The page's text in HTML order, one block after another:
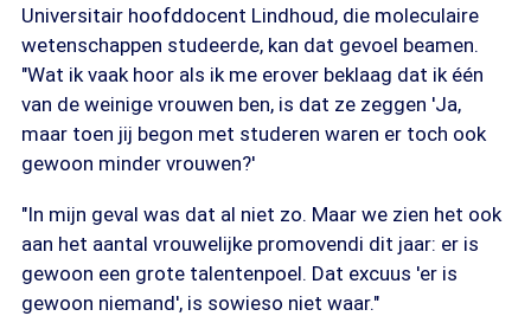
Universitair hoofddocent Lindhoud, die moleculaire
wetenschappen studeerde, kan dat gevoel beamen.
"Wat ik vaak hoor als ik me erover beklaag dat ik één
van de weinige vrouwen ben, is dat ze zeggen 'Ja,
maar toen jij begon met studeren waren er toch ook
gewoon minder vrouwen?'
"In mijn geval was dat al niet zo. Maar we zien het ook
aan het aantal vrouwelijke promovendi dit jaar: er is
gewoon een grote talentenpoel. Dat excuus 'er is
gewoon niemand', is sowieso niet waar."